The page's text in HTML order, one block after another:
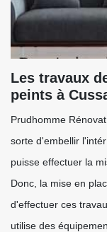
Les travaux
peints à
Prudhomme
sorte d'embellir
puisse effectuer la
Donc, la mise en
d'effectuer ces
utilise des